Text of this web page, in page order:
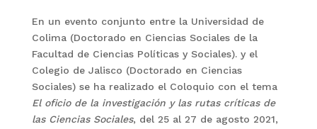
En un evento conjunto entre la Universidad de
Colima (Doctorado en Ciencias Sociales de la
Facultad de Ciencias Políticas y Sociales). y el
Colegio de Jalisco (Doctorado en Ciencias
Sociales) se ha realizado el Coloquio con el tema
El oficio de la investigación y las rutas críticas de
las Ciencias Sociales, del 25 al 27 de agosto 2021,